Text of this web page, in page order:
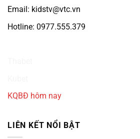
Email: kidstv@vtc.vn
Hotline: 0977.555.379
KQBĐ hôm nay
LIÊN KẾT NỔI BẬT